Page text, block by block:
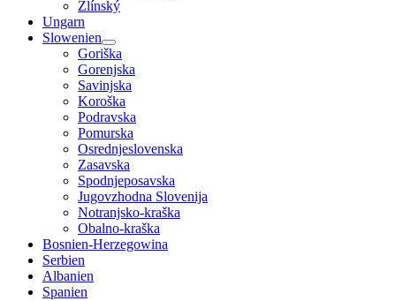
Zlínský
Ungarn
Slowenien
Goriška
Gorenjska
Savinjska
Koroška
Podravska
Pomurska
Osrednjeslovenska
Zasavska
Spodnjeposavska
Jugovzhodna Slovenija
Notranjsko-kraška
Obalno-kraška
Bosnien-Herzegowina
Serbien
Albanien
Spanien